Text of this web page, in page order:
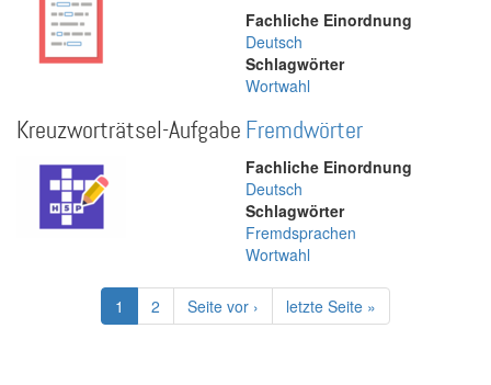
Fachliche Einordnung
Deutsch
Schlagwörter
Wortwahl
Kreuzworträtsel-Aufgabe Fremdwörter
Fachliche Einordnung
Deutsch
Schlagwörter
Fremdsprachen
Wortwahl
Seitennummerierung
Aktuelle
Seite
1 Page
2
Nächste
Seite
Seite vor ›
Letzte
Seite
letzte Seite »